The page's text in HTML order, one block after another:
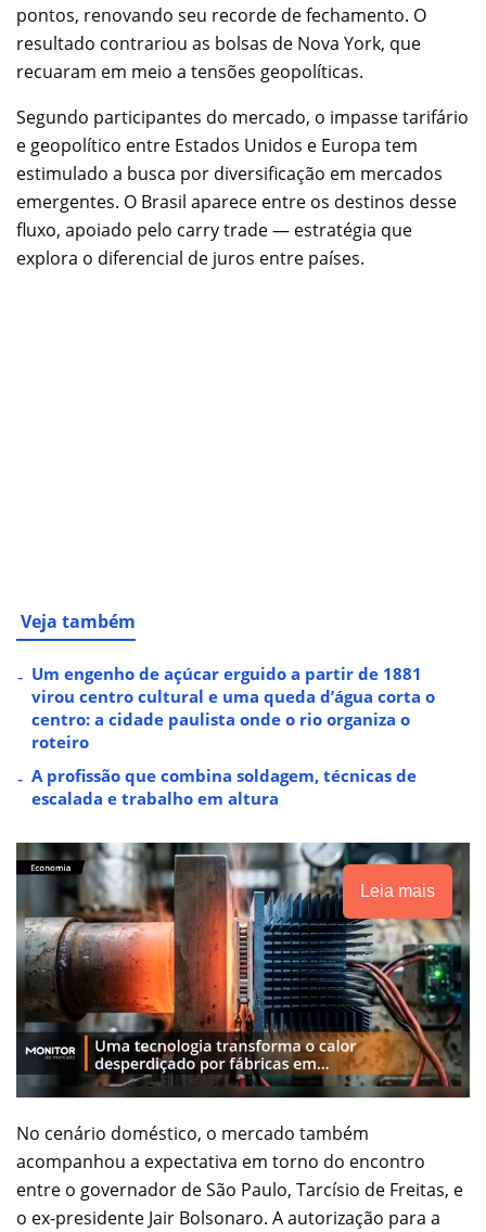
pontos, renovando seu recorde de fechamento. O
resultado contrariou as bolsas de Nova York, que
recuaram em meio a tensões geopolíticas.
Segundo participantes do mercado, o impasse tarifário
e geopolítico entre Estados Unidos e Europa tem
estimulado a busca por diversificação em mercados
emergentes. O Brasil aparece entre os destinos desse
fluxo, apoiado pelo carry trade — estratégia que
explora o diferencial de juros entre países.
Veja também
Um engenho de açúcar erguido a partir de 1881
virou centro cultural e uma queda d’água corta o
centro: a cidade paulista onde o rio organiza o
roteiro
A profissão que combina soldagem, técnicas de
escalada e trabalho em altura
Leia mais
No cenário doméstico, o mercado também
acompanhou a expectativa em torno do encontro
entre o governador de São Paulo, Tarcísio de Freitas, e
o ex-presidente Jair Bolsonaro. A autorização para a